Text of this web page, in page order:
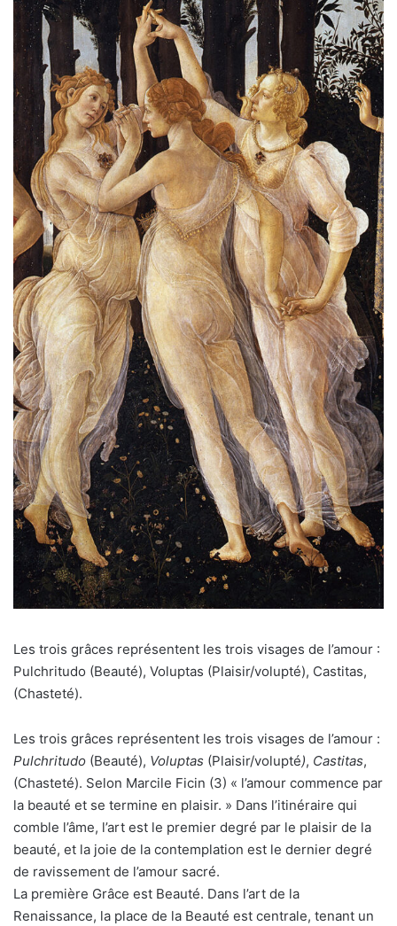
Les trois grâces représentent les trois visages de l’amour :
Pulchritudo (Beauté), Voluptas (Plaisir/volupté), Castitas,
(Chasteté).
Les trois grâces représentent les trois visages de l’amour :
Pulchritudo (Beauté), Voluptas (Plaisir/volupté), Castitas,
(Chasteté). Selon Marcile Ficin (3) « l’amour commence par
la beauté et se termine en plaisir. » Dans l’itinéraire qui
comble l’âme, l’art est le premier degré par le plaisir de la
beauté, et la joie de la contemplation est le dernier degré
de ravissement de l’amour sacré.
La première Grâce est Beauté. Dans l’art de la
Renaissance, la place de la Beauté est centrale, tenant un